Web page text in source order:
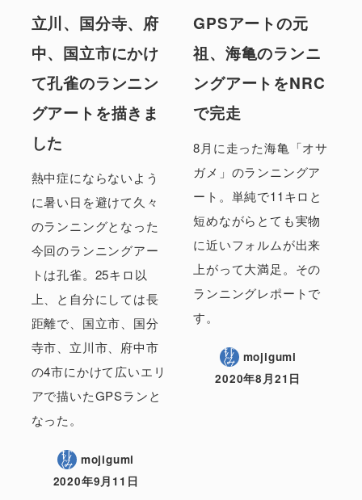
立川、国分寺、府
中、国立市にかけ
て孔雀のランニン
グアートを描きま
した
熱中症にならないよう
に暑い日を避けて久々
のランニングとなった
今回のランニングアー
トは孔雀。25キロ以
上、と自分にしては長
距離で、国立市、国分
寺市、立川市、府中市
の4市にかけて広いエリ
アで描いたGPSランと
なった。
mojigumi
2020年9月11日
GPSアートの元
祖、海亀のランニ
ングアートをNRC
で完走
8月に走った海亀「オサ
ガメ」のランニングア
ート。単純で11キロと
短めながらとても実物
に近いフォルムが出来
上がって大満足。その
ランニングレポートで
す。
mojigumi
2020年8月21日